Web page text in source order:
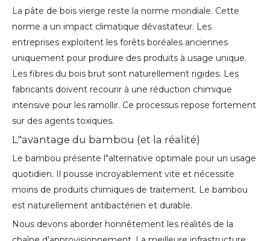
La pâte de bois vierge reste la norme mondiale. Cette
norme a un impact climatique dévastateur. Les
entreprises exploitent les forêts boréales anciennes
uniquement pour produire des produits à usage unique.
Les fibres du bois brut sont naturellement rigides. Les
fabricants doivent recourir à une réduction chimique
intensive pour les ramollir. Ce processus repose fortement
sur des agents toxiques.
L"avantage du bambou (et la réalité)
Le bambou présente l"alternative optimale pour un usage
quotidien. Il pousse incroyablement vite et nécessite
moins de produits chimiques de traitement. Le bambou
est naturellement antibactérien et durable.
Nous devons aborder honnêtement les réalités de la